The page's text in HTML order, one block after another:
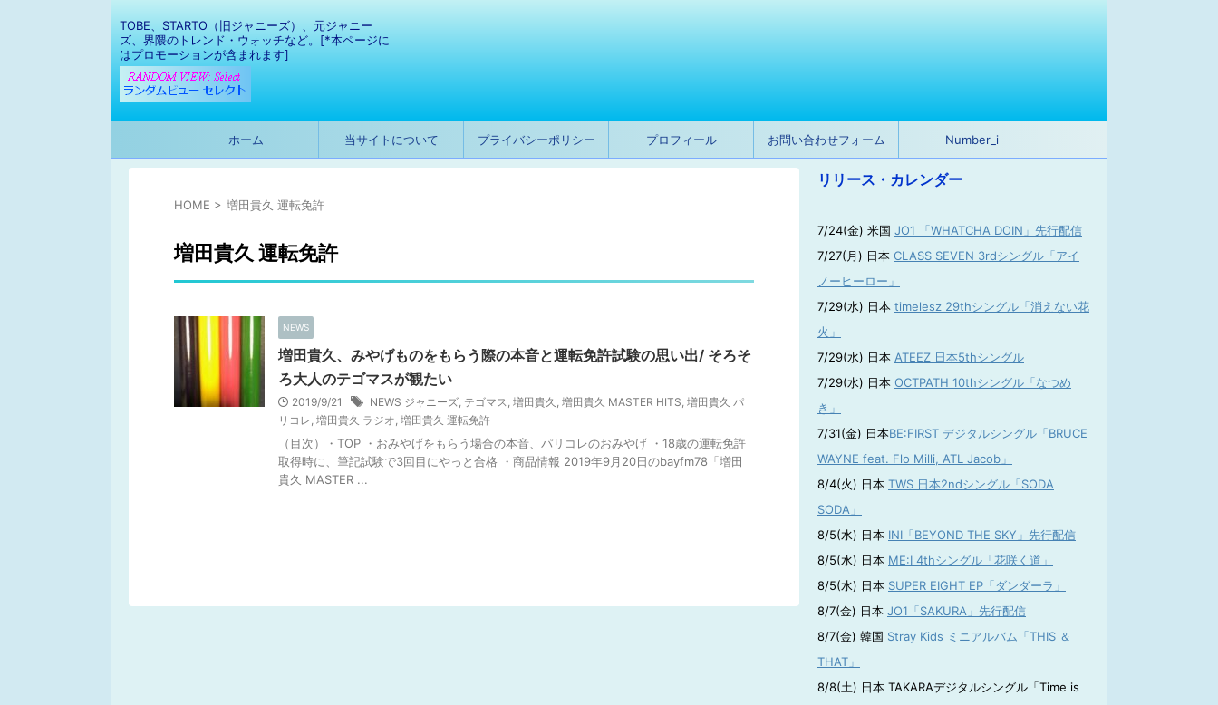
TOBE、STARTO（旧ジャニーズ）、元ジャニー
ズ、界隈のトレンド・ウォッチなど。[*本ページに
はプロモーションが含まれます]
ホーム 当サイトについて プライバシーポリシー プロフィール お問い合わせフォーム Number_i
HOME > 増田貴久 運転免許
増田貴久 運転免許
NEWS
増田貴久、みやげものをもらう際の本音と運転免許試験の思い出/ そろそ
ろ大人のテゴマスが観たい
2019/9/21 NEWS ジャニーズ, テゴマス, 増田貴久 , 増田貴久 MASTER HITS, 増田貴久 パ
リコレ, 増田貴久 ラジオ, 増田貴久 運転免許
（目次）・TOP ・おみやげをもらう場合の本音、パリコレのおみやげ ・18歳の運転免許
取得時に、筆記試験で3回目にやっと合格 ・商品情報 2019年9月20日のbayfm78「増田
貴久 MASTER ...
リリース・カレンダー
7/24(金) 米国 JO1 「WHATCHA DOIN」先行配信
7/27(月) 日本 CLASS SEVEN 3rdシングル「アイ
ノーヒーロー」
7/29(水) 日本 timelesz 29thシングル「消えない花
火」
7/29(水) 日本 ATEEZ 日本5thシングル
7/29(水) 日本 OCTPATH 10thシングル「なつめ
き」
7/31(金) 日本BE:FIRST デジタルシングル「BRUCE
WAYNE feat. Flo Milli, ATL Jacob」
8/4(火) 日本 TWS 日本2ndシングル「SODA
SODA」
8/5(水) 日本 INI「BEYOND THE SKY」先行配信
8/5(水) 日本 ME:I 4thシングル「花咲く道」
8/5(水) 日本 SUPER EIGHT EP「ダンダーラ」
8/7(金) 日本 JO1「SAKURA」先行配信
8/7(金) 韓国 Stray Kids ミニアルバム「THIS ＆
THAT」
8/8(土) 日本 TAKARAデジタルシングル「Time is